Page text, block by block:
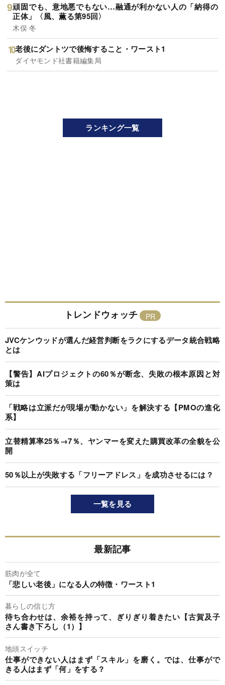
頑固でも、意地悪でもない…融通が利かない人の「納得の
正体」〈風、薫る第95回〉
木俣 冬
老後にダントツで後悔すること・ワースト1
ダイヤモンド社書籍編集局
ランキング一覧
トレンドウォッチ
JVCケンウッドが選んだ経営判断をラクにするデータ統合戦略
とは
【警告】AIプロジェクトの60％が断念、失敗の根本原因と対
策は
「戦略は立派だが現場が動かない」を解決する【PMOの進化
系】
立替精算率25％→7％、ヤンマーを変えた購買改革の全貌を公
開
50％以上が失敗する「フリーアドレス」を成功させるには？
一覧を見る
最新記事
筋肉が全て
「悲しい老後」になる人の特徴・ワースト1
暮らしの信じ方
待ち合わせは、余裕を持って、ぎりぎり着きたい【古賀及子
さん書き下ろし（1）】
地頭スイッチ
仕事ができない人はまず「スキル」を磨く。では、仕事がで
きる人はまず「何」をする？